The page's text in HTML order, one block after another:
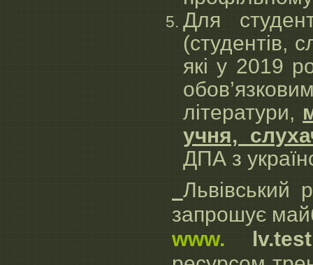
Для
(студентів,
які у 2019
літератури,
учня,
ДПА з
Львівський
запрошує
www.